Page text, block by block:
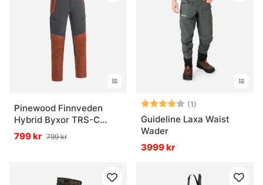
Pinewood Finnveden
Hybrid Byxor TRS-C
D.Anthracite/Terraco
799 kr 799 kr
Betyg: (1)
Guideline Laxa Waist
Wader
3999 kr